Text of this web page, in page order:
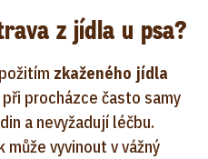
z jídla u psa?
zkaženého jídla
procházce často samy
a nevyžadují léčbu.
může vyvinout v vážný